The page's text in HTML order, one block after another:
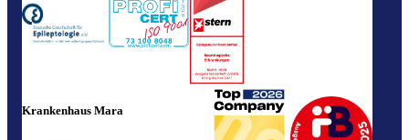
Krankenhaus Mara